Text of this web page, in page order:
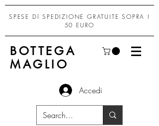
SPESE DI SPEDIZIONE GRATUITE SOPRA I
50 EURO
BOTTEGA
MAGLIO
Accedi